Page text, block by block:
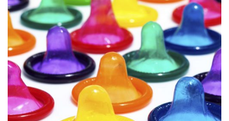
Візуальне
Научпоп
Головне
Цитати
Inter/antinational